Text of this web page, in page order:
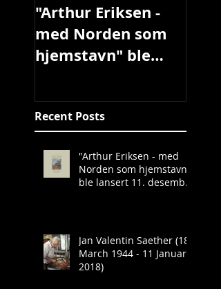
Recent Posts
"Arthur Eriksen -
med Norden som
hjemstavn" ble
desember 2019
"Arthur Eriksen - med
Norden som hjemstavn"
ble lansert 11. desember
Jan Valentin Saether (18
March 1944 - 11 January
2018)